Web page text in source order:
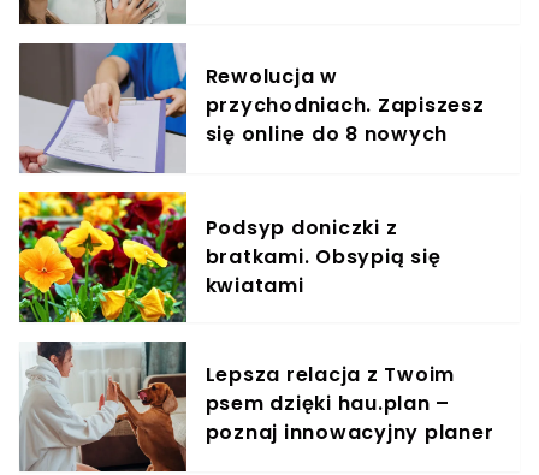
Rewolucja w
przychodniach. Zapiszesz
się online do 8 nowych
Podsyp doniczki z
bratkami. Obsypią się
kwiatami
Lepsza relacja z Twoim
psem dzięki hau.plan –
poznaj innowacyjny planer